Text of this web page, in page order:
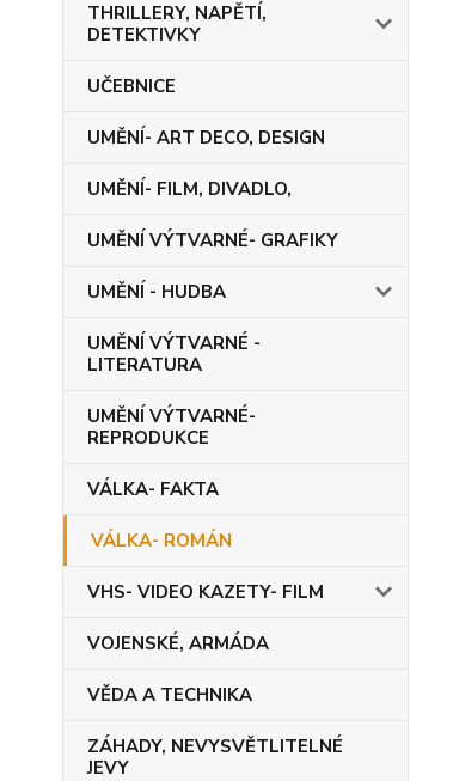
THRILLERY, NAPĚTÍ,
DETEKTIVKY
UČEBNICE
UMĚNÍ- ART DECO, DESIGN
UMĚNÍ- FILM, DIVADLO,
UMĚNÍ VÝTVARNÉ- GRAFIKY
UMĚNÍ - HUDBA
UMĚNÍ VÝTVARNÉ -
LITERATURA
UMĚNÍ VÝTVARNÉ-
REPRODUKCE
VÁLKA- FAKTA
VÁLKA- ROMÁN
VHS- VIDEO KAZETY- FILM
VOJENSKÉ, ARMÁDA
VĚDA A TECHNIKA
ZÁHADY, NEVYSVĚTLITELNÉ
JEVY